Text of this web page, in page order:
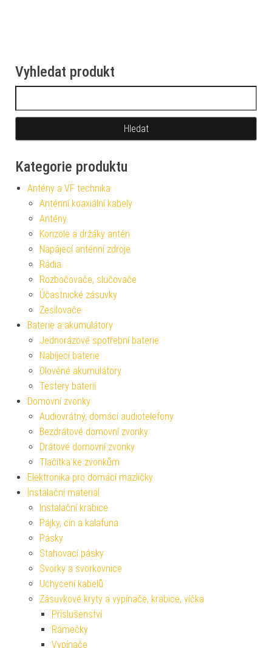
Vyhledat produkt
Kategorie produktu
Antény a VF technika
Anténní koaxiální kabely
Antény
Konzole a držáky antén
Napájecí anténní zdroje
Rádia
Rozbočovače, slučovače
Účastnické zásuvky
Zesilovače
Baterie a akumulátory
Jednorázové spotřební baterie
Nabíjecí baterie
Olověné akumulátory
Testery baterií
Domovní zvonky
Audiovrátný, domácí audiotelefony
Bezdrátové domovní zvonky
Drátové domovní zvonky
Tlačítka ke zvonkům
Elektronika pro domácí mazlíčky
Instalační materiál
Instalační krabice
Pájky, cín a kalafuna
Pásky
Stahovací pásky
Svorky a svorkovnice
Uchycení kabelů
Zásuvkové kryty a vypínače, krabice, víčka
Příslušenství
Rámečky
Vypínače